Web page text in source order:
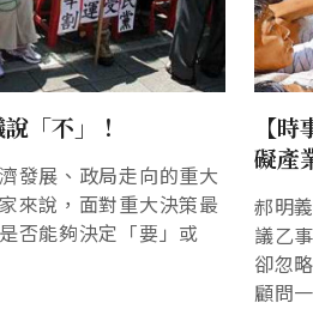
「不」！
發展、政局走向的重大
來說，面對重大決策最
否能夠決定「要」或
【
礙產
郝明
議乙
卻忽
顧問